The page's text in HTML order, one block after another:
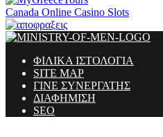
Canada Online Casino Slots
ΦΙΛΙΚΑ ΙΣΤΟΛΟΓΙΑ
SITE MAP
ΓΙΝΕ ΣΥΝΕΡΓΑΤΗΣ
ΔΙΑΦΗΜΙΣΗ
SEO